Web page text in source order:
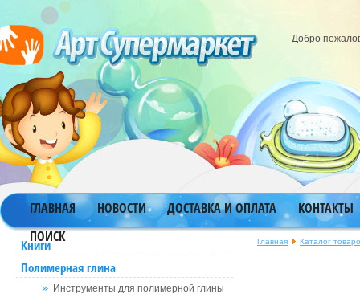
Добро
ГЛАВНАЯ НОВОСТИ ДОСТАВКА И ОПЛАТА
КОНТАКТЫ
ПОИСК
Книги
Полимерная глина
Инструменты для полимерной глины
Главная Каталог